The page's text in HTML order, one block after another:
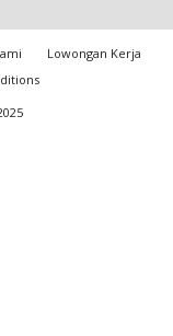
Lowongan Kerja